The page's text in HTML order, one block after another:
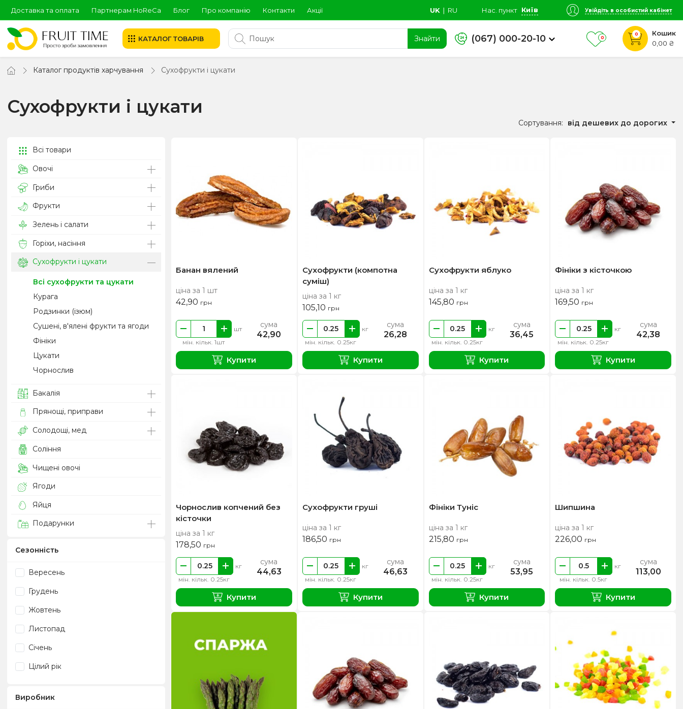
Доставка та оплата Партнерам HoReCa Блог Про компанію Контакти Акції UK ∣ RU Нас. пункт Київ Увійдіть в особистий кабінет
КАТАЛОГ ТОВАРІВ Знайти (067) 000-20-10 0
0
Кошик
0,00 ₴
Каталог продуктів харчування Сухофрукти і цукати
Сухофрукти і цукати
Сортування: від дешевих до дорогих
Всі товари
Овочі
Гриби
Фрукти
Зелень і салати
Горіхи, насіння
Сухофрукти і цукати
Всі сухофрукти та цукати
Курага
Родзинки (ізюм)
Сушені, в'ялені фрукти та ягоди
Фiнiки
Цукати
Чорнослив
Бакалія
Прянощі, приправи
Солодощі, мед
Соління
Чищені овочі
Ягоди
Яйця
Подарунки
Сезонність
Вересень
Грудень
Жовтень
Листопад
Січень
Цілий рік
Виробник
Банан вялений
ціна за 1 шт
42,90 грн
мін. кільк. 1шт
шт сума
42,90
Купити
Сухофрукти (компотна
суміш)
ціна за 1 кг
105,10 грн
мін. кільк. 0.25кг
кг сума
26,28
Купити
Сухофрукти яблуко
ціна за 1 кг
145,80 грн
мін. кільк. 0.25кг
кг сума
36,45
Купити
Фініки з кісточкою
ціна за 1 кг
169,50 грн
мін. кільк. 0.25кг
кг сума
42,38
Купити
Чорнослив копчений без
кісточки
ціна за 1 кг
178,50 грн
мін. кільк. 0.25кг
кг сума
44,63
Купити
Сухофрукти груші
ціна за 1 кг
186,50 грн
мін. кільк. 0.25кг
кг сума
46,63
Купити
Фініки Туніс
ціна за 1 кг
215,80 грн
мін. кільк. 0.25кг
кг сума
53,95
Купити
Шипшина
ціна за 1 кг
226,00 грн
мін. кільк. 0.5кг
кг сума
113,00
Купити